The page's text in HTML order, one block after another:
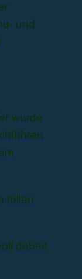
und
wurde
tollen
dabei!